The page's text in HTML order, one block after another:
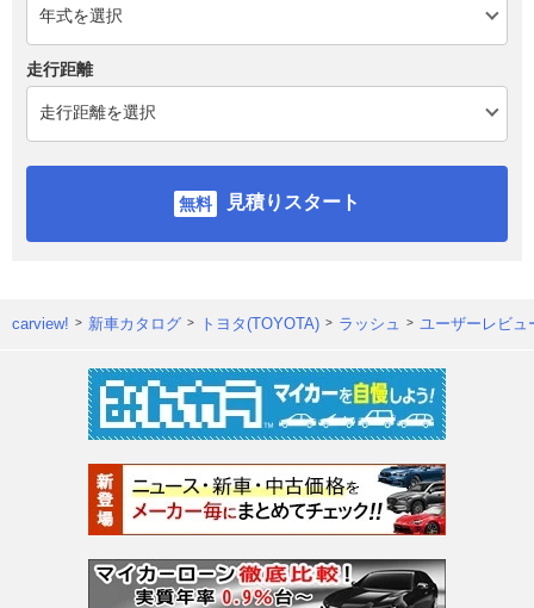
走行距離
見積りスタート
carview! 新車カタログ トヨタ(TOYOTA) ラッシュ ユーザーレビュ